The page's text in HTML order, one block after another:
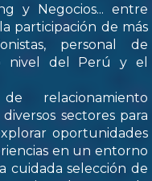
y Negocios... entre
participación de más
personal de
nivel del Perú y el
relacionamiento
sectores para
oportunidades
en un entorno
cuidada selección de